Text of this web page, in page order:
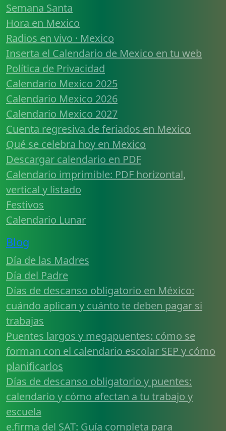
Semana Santa
Hora en Mexico
Radios en vivo · Mexico
Inserta el Calendario de Mexico en tu web
Política de Privacidad
Calendario Mexico 2025
Calendario Mexico 2026
Calendario Mexico 2027
Cuenta regresiva de feriados en Mexico
Qué se celebra hoy en Mexico
Descargar calendario en PDF
Calendario imprimible: PDF horizontal,
vertical y listado
Festivos
Calendario Lunar
Blog
Día de las Madres
Día del Padre
Días de descanso obligatorio en México:
cuándo aplican y cuánto te deben pagar si
trabajas
Puentes largos y megapuentes: cómo se
forman con el calendario escolar SEP y cómo
planificarlos
Días de descanso obligatorio y puentes:
calendario y cómo afectan a tu trabajo y
escuela
e.firma del SAT: Guía completa para